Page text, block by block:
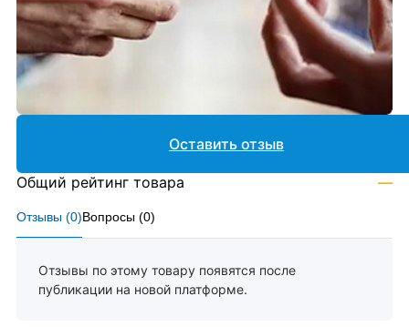
Отзывы (0)Вопросы (0)
Отзывы по этому товару появятся после
публикации на новой платформе.
Оставить отзыв
Общий рейтинг товара —